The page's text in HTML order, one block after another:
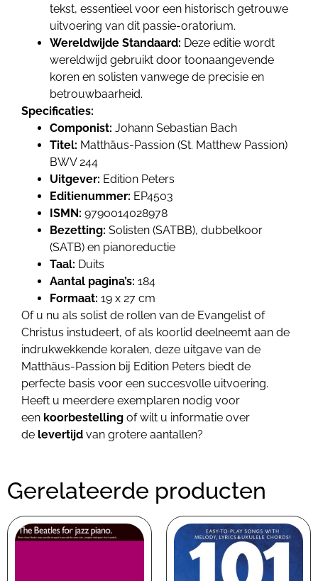
tekst, essentieel voor een historisch getrouwe
uitvoering van dit passie-oratorium.
Wereldwijde Standaard: Deze editie wordt
wereldwijd gebruikt door toonaangevende
koren en solisten vanwege de precisie en
betrouwbaarheid.
Specificaties:
Componist: Johann Sebastian Bach
Titel: Matthäus-Passion (St. Matthew Passion)
BWV 244
Uitgever: Edition Peters
Editienummer: EP4503
ISMN: 9790014028978
Bezetting: Solisten (SATBB), dubbelkoor
(SATB) en pianoreductie
Taal: Duits
Aantal pagina’s: 184
Formaat: 19 x 27 cm
Of u nu als solist de rollen van de Evangelist of
Christus instudeert, of als koorlid deelneemt aan de
indrukwekkende koralen, deze uitgave van de
Matthäus-Passion bij Edition Peters biedt de
perfecte basis voor een succesvolle uitvoering.
Heeft u meerdere exemplaren nodig voor
een koorbestelling of wilt u informatie over
de levertijd van grotere aantallen?
Gerelateerde producten